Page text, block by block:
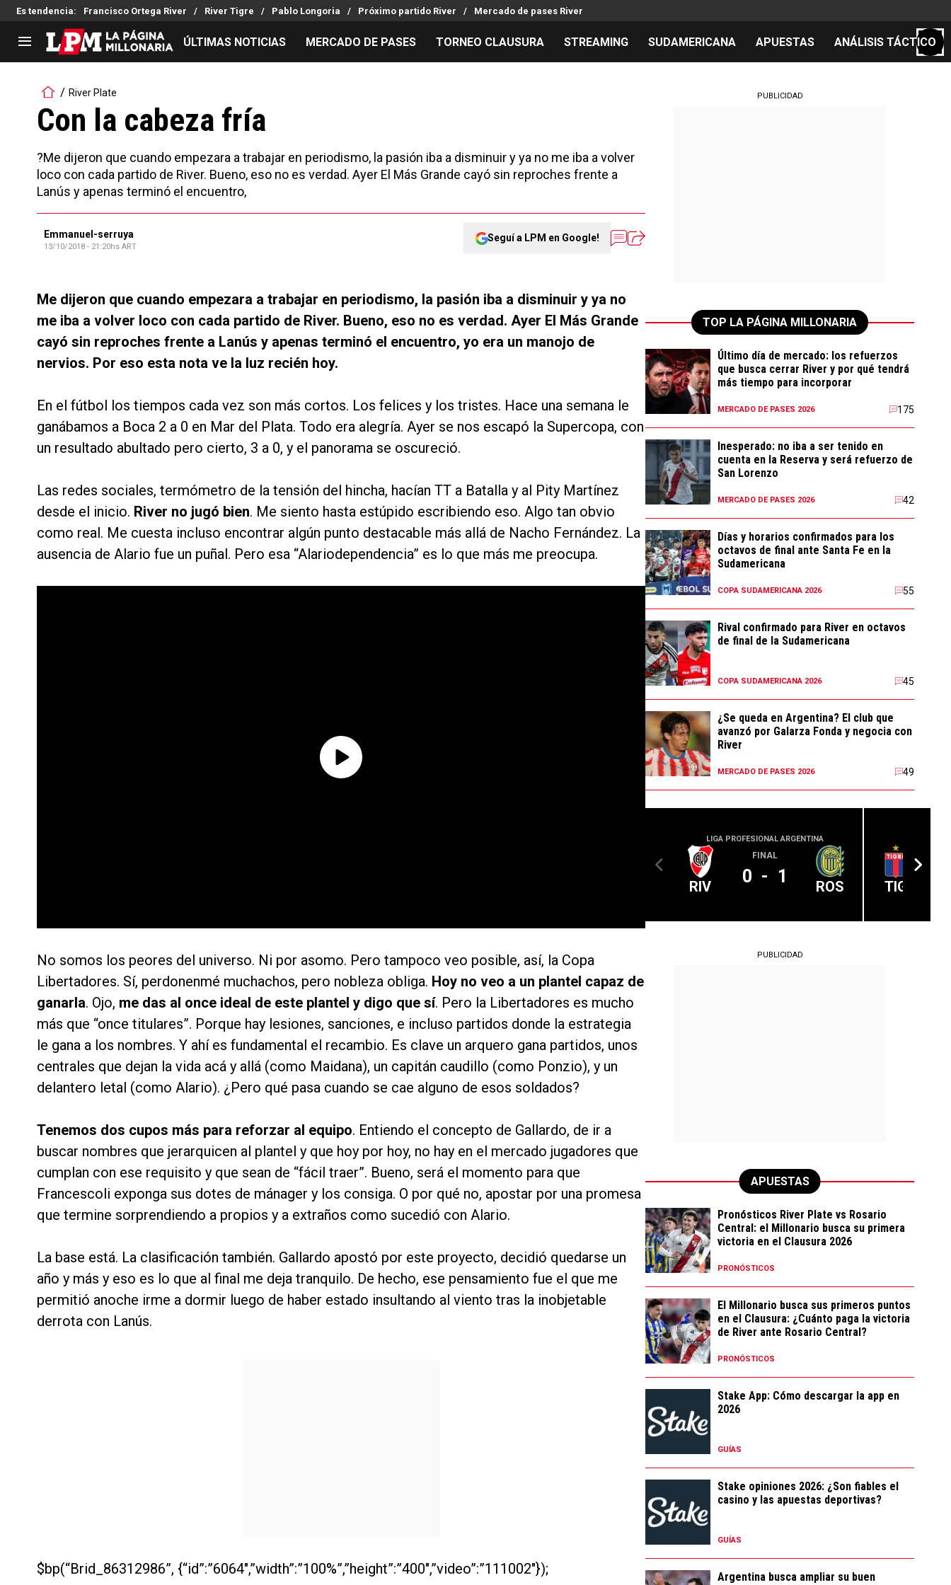
Es tendencia: Francisco Ortega River River Tigre Pablo Longoria Próximo partido River Mercado de pases River
LIGA PROFESIONAL
Noticias
Tabla de posiciones
Reserva
Copa Sudamericana
Copa Argentina
Chacho Coudet
Los goles de River
Entrevistas
Pronósticos
ÚLTIMAS NOTICIAS MERCADO DE PASES TORNEO CLAUSURA STREAMING SUDAMERICANA APUESTAS ANÁLISIS TÁCTICO
River Plate
Con la cabeza fría
?Me dijeron que cuando empezara a trabajar en periodismo, la pasión iba a disminuir y ya no me iba a volver
loco con cada partido de River. Bueno, eso no es verdad. Ayer El Más Grande cayó sin reproches frente a
Lanús y apenas terminó el encuentro,
Emmanuel-serruya
13/10/2018 - 21:20hs ART
Seguí a LPM en Google!
Me dijeron que cuando empezara a trabajar en periodismo, la pasión iba a disminuir y ya no
me iba a volver loco con cada partido de River. Bueno, eso no es verdad. Ayer El Más Grande
cayó sin reproches frente a Lanús y apenas terminó el encuentro, yo era un manojo de
nervios. Por eso esta nota ve la luz recién hoy.
En el fútbol los tiempos cada vez son más cortos. Los felices y los tristes. Hace una semana le
ganábamos a Boca 2 a 0 en Mar del Plata. Todo era alegría. Ayer se nos escapó la Supercopa, con
un resultado abultado pero cierto, 3 a 0, y el panorama se oscureció.
Las redes sociales, termómetro de la tensión del hincha, hacían TT a Batalla y al Pity Martínez
desde el inicio. River no jugó bien. Me siento hasta estúpido escribiendo eso. Algo tan obvio
como real. Me cuesta incluso encontrar algún punto destacable más allá de Nacho Fernández. La
ausencia de Alario fue un puñal. Pero esa “Alariodependencia” es lo que más me preocupa.
No somos los peores del universo. Ni por asomo. Pero tampoco veo posible, así, la Copa
Libertadores. Sí, perdonenmé muchachos, pero nobleza obliga. Hoy no veo a un plantel capaz de
ganarla. Ojo, me das al once ideal de este plantel y digo que sí. Pero la Libertadores es mucho
más que “once titulares”. Porque hay lesiones, sanciones, e incluso partidos donde la estrategia
le gana a los nombres. Y ahí es fundamental el recambio. Es clave un arquero gana partidos, unos
centrales que dejan la vida acá y allá (como Maidana), un capitán caudillo (como Ponzio), y un
delantero letal (como Alario). ¿Pero qué pasa cuando se cae alguno de esos soldados?
Tenemos dos cupos más para reforzar al equipo. Entiendo el concepto de Gallardo, de ir a
buscar nombres que jerarquicen al plantel y que hoy por hoy, no hay en el mercado jugadores que
cumplan con ese requisito y que sean de “fácil traer”. Bueno, será el momento para que
Francescoli exponga sus dotes de mánager y los consiga. O por qué no, apostar por una promesa
que termine sorprendiendo a propios y a extraños como sucedió con Alario.
La base está. La clasificación también. Gallardo apostó por este proyecto, decidió quedarse un
año y más y eso es lo que al final me deja tranquilo. De hecho, ese pensamiento fue el que me
permitió anoche irme a dormir luego de haber estado insultando al viento tras la inobjetable
derrota con Lanús.
$bp(“Brid_86312986”, {“id”:”6064″,”width”:”100%”,”height”:”400″,”video”:”111002″});
PUBLICIDAD
TOP LA PÁGINA MILLONARIA
Último día de mercado: los refuerzos
que busca cerrar River y por qué tendrá
más tiempo para incorporar
MERCADO DE PASES 2026 175
Inesperado: no iba a ser tenido en
cuenta en la Reserva y será refuerzo de
San Lorenzo
MERCADO DE PASES 2026 42
Días y horarios confirmados para los
octavos de final ante Santa Fe en la
Sudamericana
COPA SUDAMERICANA 2026 55
Rival confirmado para River en octavos
de final de la Sudamericana
COPA SUDAMERICANA 2026 45
¿Se queda en Argentina? El club que
avanzó por Galarza Fonda y negocia con
River
MERCADO DE PASES 2026 49
LIGA PROFESIONAL ARGENTINA
RIV
FINAL
0 - 1 ROS TIG
PUBLICIDAD
APUESTAS
Pronósticos River Plate vs Rosario
Central: el Millonario busca su primera
victoria en el Clausura 2026
PRONÓSTICOS
El Millonario busca sus primeros puntos
en el Clausura: ¿Cuánto paga la victoria
de River ante Rosario Central?
PRONÓSTICOS
Stake App: Cómo descargar la app en
2026
GUÍAS
Stake opiniones 2026: ¿Son fiables el
casino y las apuestas deportivas?
GUÍAS
Argentina busca ampliar su buen